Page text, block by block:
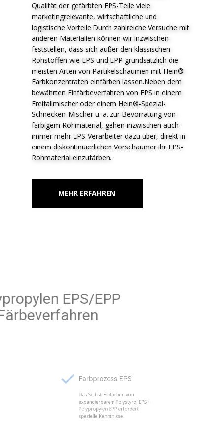
Qualität der gefärbten EPS-Teile viele
marketingrelevante, wirtschaftliche und
logistische Vorteile.Durch zahlreiche Versuche mit
anderen Materialien können wir inzwischen
feststellen, dass sich außer den klassischen
Rohstoffen wie EPS und EPP grundsätzlich die
meisten Arten von Partikelschäumen mit Hein®-
Farbkonzentraten einfärben lassen.Neben dem
bewährten Einfärbeverfahren von EPS in einem
Freifallmischer oder einem Hein®-Spezial-
Schnecken-Mischer u. a. zur Bevorratung von
farbigem Rohmaterial, gehen inzwischen auch
immer mehr EPS-Verarbeiter dazu über, direkt in
einem diskontinuierlichen Vorschäumer ihr EPS-
Rohmaterial einzufärben.
MEHR ERFAHREN
Polypropylen EPS/EPP
Färbeverfahren
Das Selbst-Einfärben von
expandierbarem Polystyrol EPS +
Polypropylen EPP erfordert